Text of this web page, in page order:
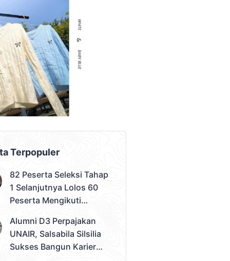
Terpopuler
82 Peserta Seleksi Tahap
1 Selanjutnya Lolos 60
Peserta Mengikuti
Pemilihan Duta Muda
Sidoarjo 2026
Alumni D3 Perpajakan
UNAIR, Salsabila Silsilia
Sukses Bangun Karier